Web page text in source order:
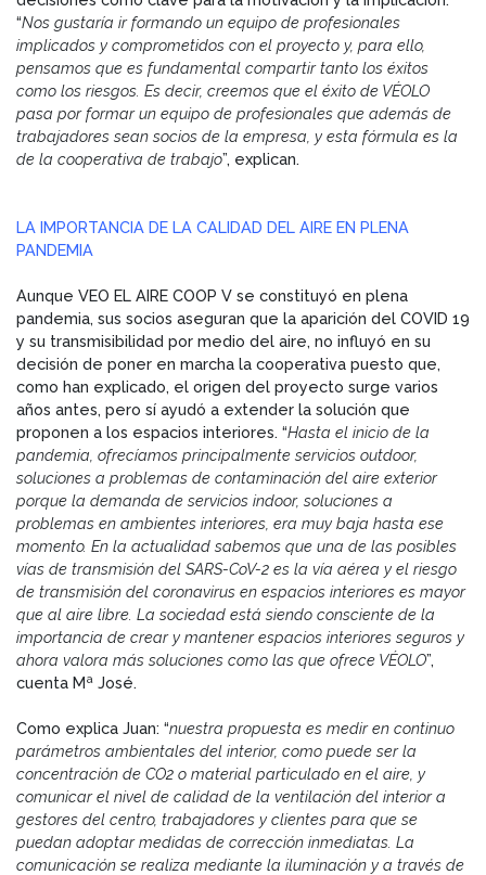
“Nos gustaría ir formando un equipo de profesionales
implicados y comprometidos con el proyecto y, para ello,
pensamos que es fundamental compartir tanto los éxitos
como los riesgos. Es decir, creemos que el éxito de VÉOLO
pasa por formar un equipo de profesionales que además de
trabajadores sean socios de la empresa, y esta fórmula es la
de la cooperativa de trabajo”, explican.
LA IMPORTANCIA DE LA CALIDAD DEL AIRE EN PLENA
PANDEMIA
Aunque VEO EL AIRE COOP V se constituyó en plena
pandemia, sus socios aseguran que la aparición del COVID 19
y su transmisibilidad por medio del aire, no influyó en su
decisión de poner en marcha la cooperativa puesto que,
como han explicado, el origen del proyecto surge varios
años antes, pero sí ayudó a extender la solución que
proponen a los espacios interiores. “Hasta el inicio de la
pandemia, ofrecíamos principalmente servicios outdoor,
soluciones a problemas de contaminación del aire exterior
porque la demanda de servicios indoor, soluciones a
problemas en ambientes interiores, era muy baja hasta ese
momento. En la actualidad sabemos que una de las posibles
vías de transmisión del SARS-CoV-2 es la vía aérea y el riesgo
de transmisión del coronavirus en espacios interiores es mayor
que al aire libre. La sociedad está siendo consciente de la
importancia de crear y mantener espacios interiores seguros y
ahora valora más soluciones como las que ofrece VÉOLO”,
cuenta Mª José.
Como explica Juan: “nuestra propuesta es medir en continuo
parámetros ambientales del interior, como puede ser la
concentración de CO2 o material particulado en el aire, y
comunicar el nivel de calidad de la ventilación del interior a
gestores del centro, trabajadores y clientes para que se
puedan adoptar medidas de corrección inmediatas. La
comunicación se realiza mediante la iluminación y a través de